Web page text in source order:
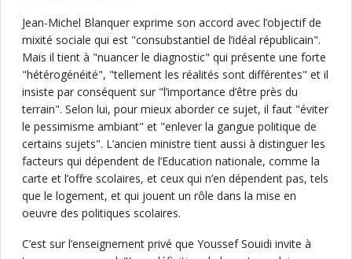
Jean-Michel Blanquer exprime son accord avec l’objectif de
mixité sociale qui est "consubstantiel de l’idéal républicain".
Mais il tient à "nuancer le diagnostic" qui présente une forte
"hétérogénéité", "tellement les réalités sont différentes" et il
insiste par conséquent sur "l’importance d’être près du
terrain". Selon lui, pour mieux aborder ce sujet, il faut "éviter
le pessimisme ambiant" et "enlever la gangue politique de
certains sujets". L’ancien ministre tient aussi à distinguer les
facteurs qui dépendent de l’Education nationale, comme la
carte et l’offre scolaires, et ceux qui n’en dépendent pas, tels
que le logement, et qui jouent un rôle dans la mise en
oeuvre des politiques scolaires.
C’est sur l’enseignement privé que Youssef Souidi invite à